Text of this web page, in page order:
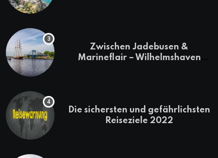
Zwischen Jadebusen &
Marineflair – Wilhelmshaven
Die sichersten und gefährlichsten
Reiseziele 2022